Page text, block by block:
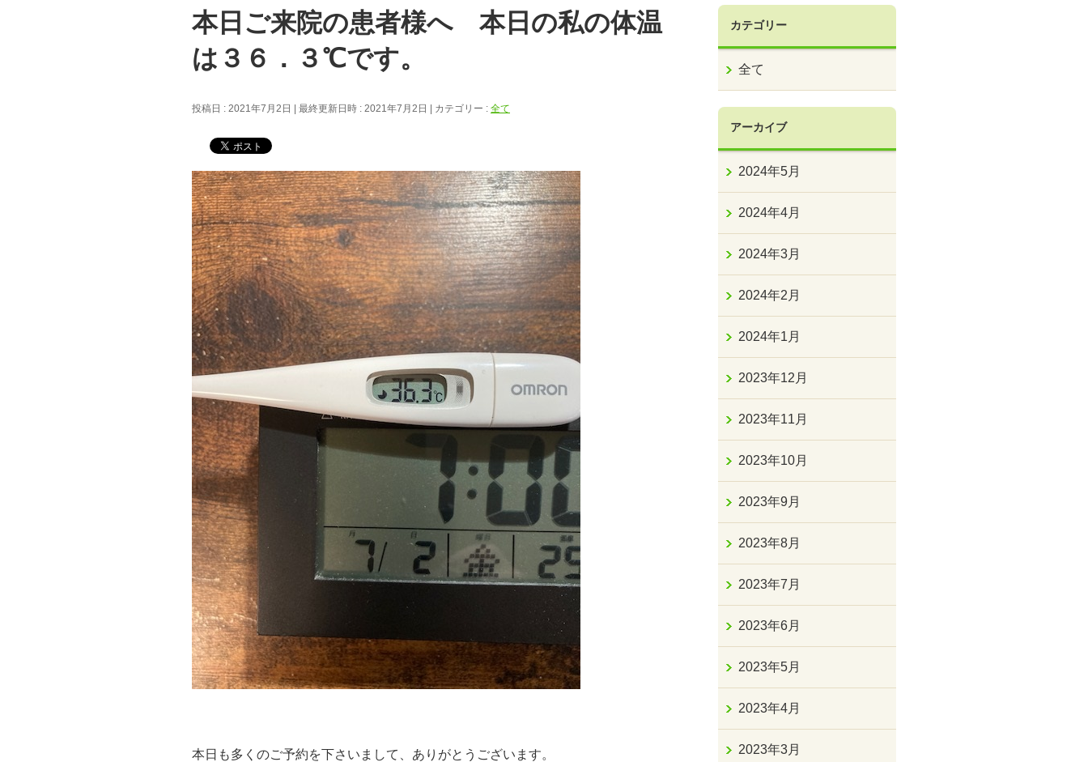
本日ご来院の患者様へ 本日の私の体温
は３６．３℃です。
投稿日 : 2021年7月2日 最終更新日時 : 2021年7月2日 カテゴリー : 全て
本日も多くのご予約を下さいまして、ありがとうございます。
カテゴリー
全て
アーカイブ
2024年5月
2024年4月
2024年3月
2024年2月
2024年1月
2023年12月
2023年11月
2023年10月
2023年9月
2023年8月
2023年7月
2023年6月
2023年5月
2023年4月
2023年3月